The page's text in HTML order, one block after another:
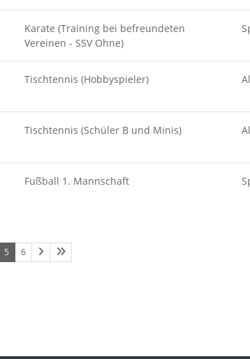
Karate (Training bei befreundeten
Vereinen - SSV Ohne)
Tischtennis (Hobbyspieler)
Tischtennis (Schüler B und Minis)
Fußball 1. Mannschaft
5 6